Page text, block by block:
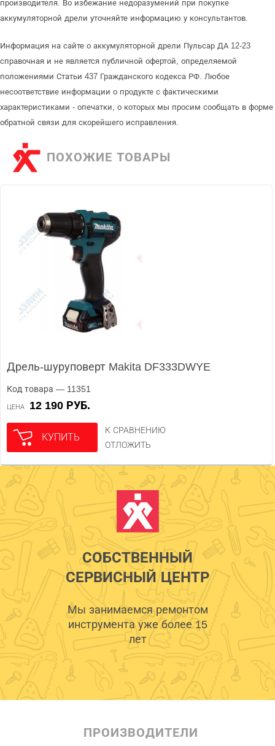
производителя. Во избежание недоразумений при покупке
аккумуляторной дрели уточняйте информацию у консультантов.
Информация на сайте о аккумуляторной дрели Пульсар ДА 12-23
справочная и не является публичной офертой, определяемой
положениями Статьи 437 Гражданского кодекса РФ. Любое
несоответствие информации о продукте с фактическими
характеристиками - опечатки, о которых мы просим сообщать в форме
обратной связи для скорейшего исправления.
ПОХОЖИЕ ТОВАРЫ
Дрель-шуруповерт Makita DF333DWYE
Код товара — 11351
ЦЕНА 12 190 РУБ.
КУПИТЬ
К СРАВНЕНИЮ
ОТЛОЖИТЬ
СОБСТВЕННЫЙ
СЕРВИСНЫЙ ЦЕНТР
Мы занимаемся ремонтом
инструмента уже более 15
лет
ПРОИЗВОДИТЕЛИ